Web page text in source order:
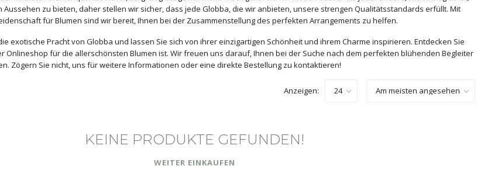
Aussehen zu bieten, daher stellen wir sicher, dass jede Globba, die wir anbieten, unsere strengen Qualitätsstandards erfüllt. Mit
für Blumen sind wir bereit, Ihnen bei der Zusammenstellung des perfekten Arrangements zu helfen.
exotische Pracht von Globba und lassen Sie sich von ihrer einzigartigen Schönheit und ihrem Charme inspirieren. Entdecken Sie
Onlineshop für die allerschönsten Blumen ist. Wir freuen uns darauf, Ihnen bei der Suche nach dem perfekten blühenden Begleiter
Zögern Sie nicht, uns für weitere Informationen oder eine direkte Bestellung zu kontaktieren!
Anzeigen:
KEINE PRODUKTE GEFUNDEN!
WEITER EINKAUFEN